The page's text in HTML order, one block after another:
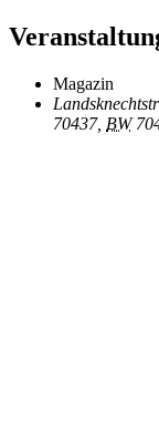
Magazin
70437, BW